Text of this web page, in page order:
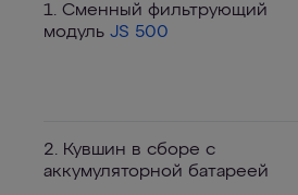
1. Сменный фильтрующий
модуль JS 500
2. Кувшин в сборе с
аккумуляторной батареей